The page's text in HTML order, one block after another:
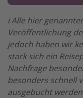
ℹ️ Alle hier
Veröffentlichung
jedoch haben wir
stark sich ein
Nachfrage
besonders schnell
ausgebucht